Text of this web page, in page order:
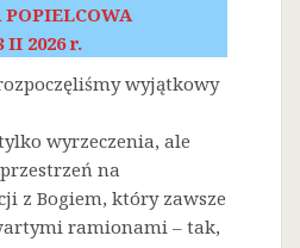
POPIELCOWA
II 2026 r.
wyjątkowy
wyrzeczenia, ale
na
z Bogiem, który zawsze
ramionami – tak,